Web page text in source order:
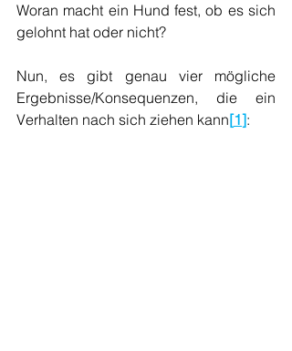
Woran macht ein Hund fest, ob es sich
gelohnt hat oder nicht?
Nun, es gibt genau vier mögliche
Ergebnisse/Konsequenzen, die ein
Verhalten nach sich ziehen kann[1]: